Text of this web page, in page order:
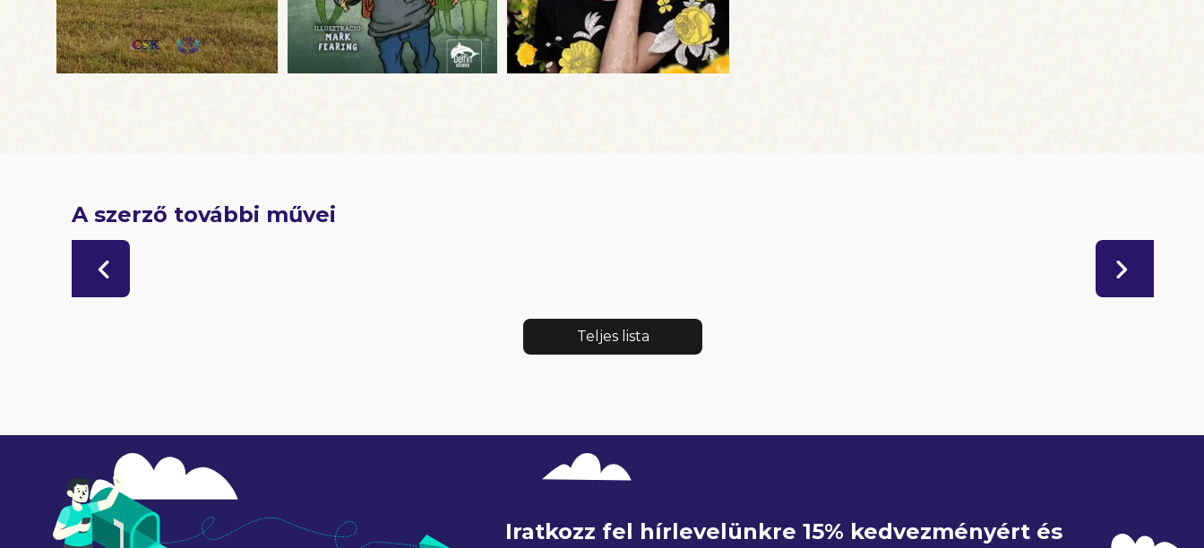
A szerző további művei
Teljes lista
Iratkozz fel hírlevelünkre 15% kedvezményért és